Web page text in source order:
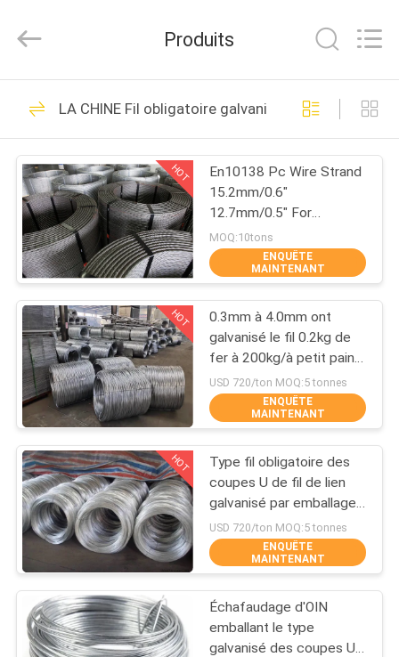
MAISON
DES
PRODUITS
AU
SUJET
DE
NOUS
VISITE
D'USINE
CONTRÔLE
DE
QUALITÉ
CONTACTEZ-
NOUS
Mesh
All
Reserved.
maille augmentée
en métal
138
Treillis métallique
perforé
107
grillage métallique
309
Produits
LA CHINE Fil obligatoire galvanisé
HOT
En10138 Pc Wire Strand
15.2mm/0.6"
12.7mm/0.5" For
Prestressed Concrete
MOQ:10tons
ENQUÊTE
MAINTENANT
HOT
0.3mm à 4.0mm ont
galvanisé le fil 0.2kg de
fer à 200kg/à petit pain
500kg/petit pain
USD 720/ton MOQ:5 tonnes
ENQUÊTE
MAINTENANT
HOT
Type fil obligatoire des
coupes U de fil de lien
galvanisé par emballage
d'échafaudage d'OIN
USD 720/ton MOQ:5 tonnes
ENQUÊTE
MAINTENANT
Échafaudage d'OIN
emballant le type
galvanisé des coupes U